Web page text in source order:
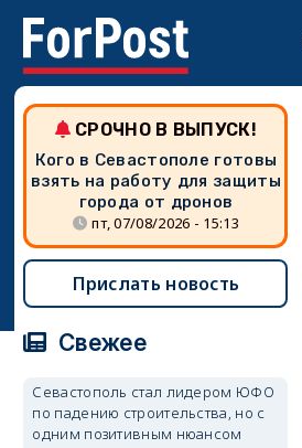
СРОЧНО В ВЫПУСК!
Кого в Севастополе готовы
взять на работу для защиты
города от дронов
пт, 07/08/2026 - 15:13
Прислать новость
Свежее
Севастополь стал лидером ЮФО
по падению строительства, но с
одним позитивным нюансом